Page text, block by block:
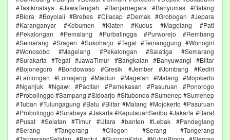
#Tasikmalaya #JawaTengah #Banjarnegara #Banyumas #Batang
#Blora #Boyolali #Brebes #Cilacap #Demak #Grobogan #Jepara
#Karanganyar #Kebumen #Klaten #Kudus #Magelang #Pati
#Pekalongan #Pemalang #Purbalingga #Purworejo #Rembang
#Semarang #Sragen #Sukoharjo #Tegal #Temanggung #Wonogiri
#Wonosobo #Magelang #Pekalongan #Salatiga #Semarang
#Surakarta #Tegal #JawaTimur #Bangkalan #Banyuwangi #Blitar
#Bojonegoro #Bondowoso #Gresik #Jember #Jombang #Kediri
#Lamongan #Lumajang #Madiun #Magetan #Malang #Mojokerto
#Nganjuk #Ngawi #Pacitan #Pamekasan #Pasuruan #Ponorogo
#Probolinggo #Sampang #Sidoarjo #Situbondo #Sumenep #Sumenep
#Tuban #Tulungagung #Batu #Blitar #Malang #Mojokerto #Pasuruan
#Probolinggo #Surabaya #Jakarta #KepulauanSeribu #Jakarta #Barat
#Pusat #Selatan #Timur #Utara #banten #Lebak #Pandeglang
#Serang #Tangerang #Cilegon #Serang #Tangerang